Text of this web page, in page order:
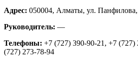
Адрес: 050004, Алматы, ул.
Руководитель: —
Телефоны: +7 (727) 390-90-21, +7 (727)
(727) 273-78-94